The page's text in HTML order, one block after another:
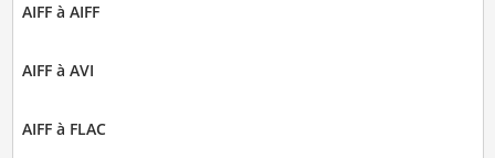
AIFF à AIFF
AIFF à AVI
AIFF à FLAC